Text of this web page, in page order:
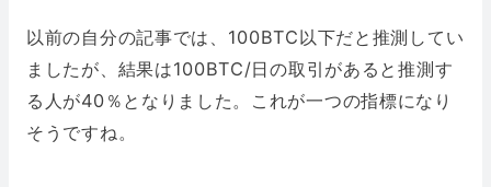
以前の自分の記事では、100BTC以下だと推測してい
ましたが、結果は100BTC/日の取引があると推測す
る人が40％となりました。これが一つの指標になり
そうですね。